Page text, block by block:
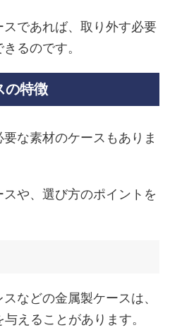
であれば、取り外す必要
るのです。
の特徴
な素材のケースもありま
や、選び方のポイントを
などの金属製ケースは、
えることがあります。